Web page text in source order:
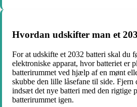
Hvordan udskifter man et
For at udskifte et 2032 batteri skal du
elektroniske apparat, hvor batteriet er
batterirummet ved hjælp af en mønt
skubbe den lille låsefane til side. Fjern
indsæt det nye batteri med den rigtige
batterirummet igen.